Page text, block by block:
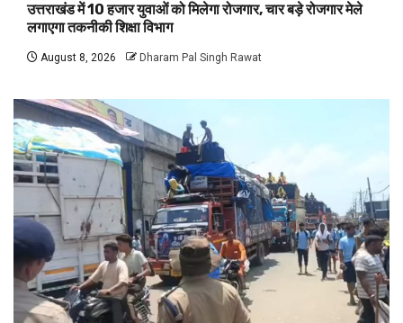
उत्तराखंड में 10 हजार युवाओं को मिलेगा रोजगार, चार बड़े रोजगार मेले
लगाएगा तकनीकी शिक्षा विभाग
August 8, 2026 Dharam Pal Singh Rawat